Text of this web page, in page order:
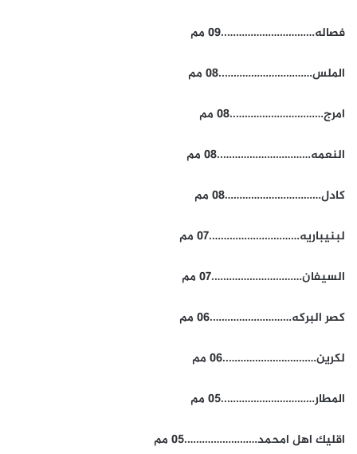
فصاله…………………………..09 مم
الملس…………………………..08 مم
امرج…………………………..08 مم
النعمه…………………………..08 مم
كادل……………………………08 مم
لبنيباريه………………………….07 مم
السيفان………………………….07 مم
كصر البركه……………………….06 مم
لكرين…………………………..06 مم
المطار…………………………..05 مم
اقليك اهل امحمد…………………….05 مم